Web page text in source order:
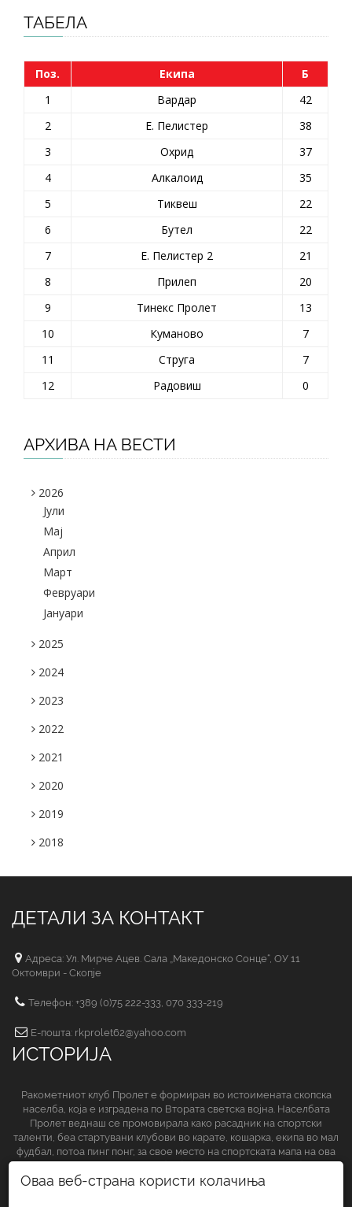
ТАБЕЛА
Поз. Екипа
Б
1
Вардар
42
2
Е. Пелистер
38
3
Охрид
37
4
Алкалоид
35
5
Тиквеш
22
6
Бутел
22
7
Е. Пелистер 2
21
8
Прилеп
20
9
Тинекс Пролет
13
10
Куманово
7
11
Струга
7
12
Радовиш 0
АРХИВА НА ВЕСТИ
2026
Јули
Maj
Април
Март
Февруари
Јануари
2025
2024
2023
2022
2021
2020
2019
2018
ДЕТАЛИ ЗА КОНТАКТ
Адреса: Ул. Мирче Ацев. Сала „Македонско Сонце“, ОУ 11
Октомври - Скопје
Телефон: +389 (0)75 222-333, 070 333-219
Е-пошта: rkprolet62@yahoo.com
ИСТОРИЈА
Ракометниот клуб Пролет е формиран во истоимената скопска
населба, која е изградена по Втората светска војна. Населбата
Пролет веднаш се промовирала како расадник на спортски
таленти, беа стартувани клубови во карате, кошарка, екипа во мал
фудбал, потоа пинг понг, за свое место на спортската мапа на ова
СЛЕДЕТЕ НЀ НА
Оваа веб-страна користи колачиња